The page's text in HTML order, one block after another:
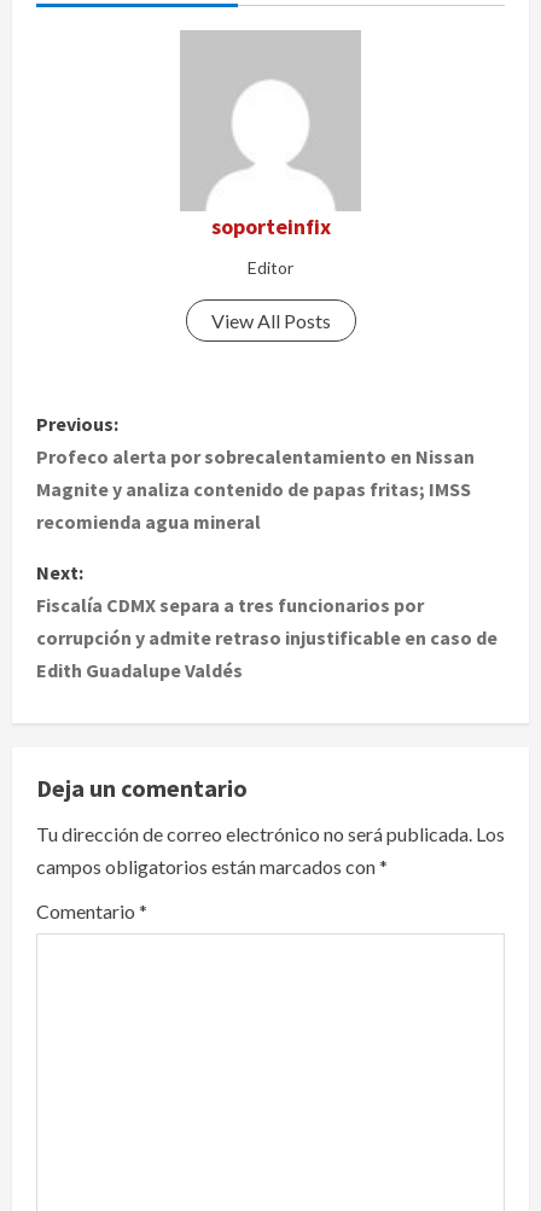
soporteinfix
Editor
View All Posts
P
o
s
t
n
a
v
i
g
a
t
Previous:
Profeco alerta por sobrecalentamiento en Nissan
Magnite y analiza contenido de papas fritas; IMSS
recomienda agua mineral
Next:
Fiscalía CDMX separa a tres funcionarios por
corrupción y admite retraso injustificable en caso de
Edith Guadalupe Valdés
Deja un comentario
Tu dirección de correo electrónico no será publicada. Los
campos obligatorios están marcados con*
Comentario *